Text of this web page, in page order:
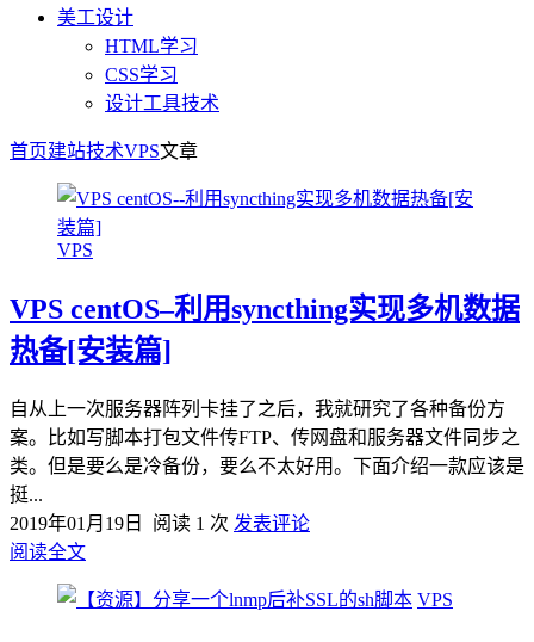
美工设计
HTML学习
CSS学习
设计工具技术
首页建站技术VPS文章
VPS
VPS centOS–利用syncthing实现多机数据
热备[安装篇]
自从上一次服务器阵列卡挂了之后，我就研究了各种备份方
案。比如写脚本打包文件传FTP、传网盘和服务器文件同步之
类。但是要么是冷备份，要么不太好用。下面介绍一款应该是
挺...
2019年01月19日
阅读 1 次 发表评论
阅读全文
VPS